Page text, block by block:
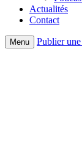
Actualités
Contact
Menu Publier